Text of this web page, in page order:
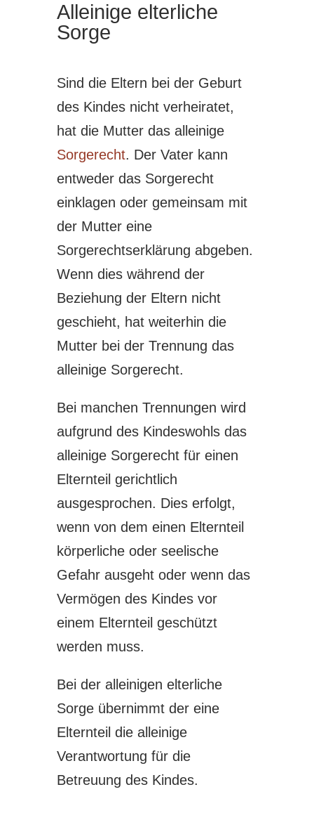
Alleinige elterliche
Sorge
Sind die Eltern bei der Geburt
des Kindes nicht verheiratet,
hat die Mutter das alleinige
Sorgerecht. Der Vater kann
entweder das Sorgerecht
einklagen oder gemeinsam mit
der Mutter eine
Sorgerechtserklärung abgeben.
Wenn dies während der
Beziehung der Eltern nicht
geschieht, hat weiterhin die
Mutter bei der Trennung das
alleinige Sorgerecht.
Bei manchen Trennungen wird
aufgrund des Kindeswohls das
alleinige Sorgerecht für einen
Elternteil gerichtlich
ausgesprochen. Dies erfolgt,
wenn von dem einen Elternteil
körperliche oder seelische
Gefahr ausgeht oder wenn das
Vermögen des Kindes vor
einem Elternteil geschützt
werden muss.
Bei der alleinigen elterliche
Sorge übernimmt der eine
Elternteil die alleinige
Verantwortung für die
Betreuung des Kindes.